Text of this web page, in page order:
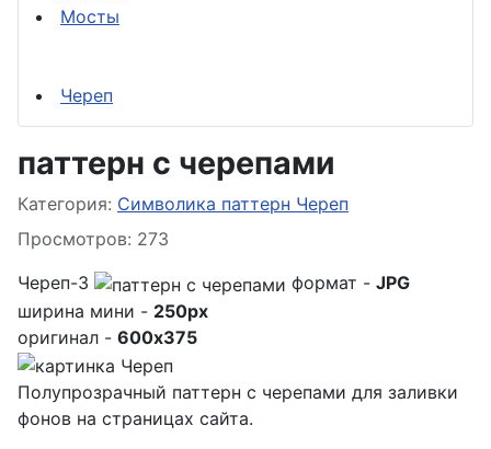
Мосты
Череп
паттерн с черепами
Информация о материале
Категория: Символика паттерн Череп
Просмотров: 273
Череп-3
формат - JPG
ширина мини - 250px
оригинал - 600x375
Полупрозрачный паттерн с черепами для заливки
фонов на страницах сайта.